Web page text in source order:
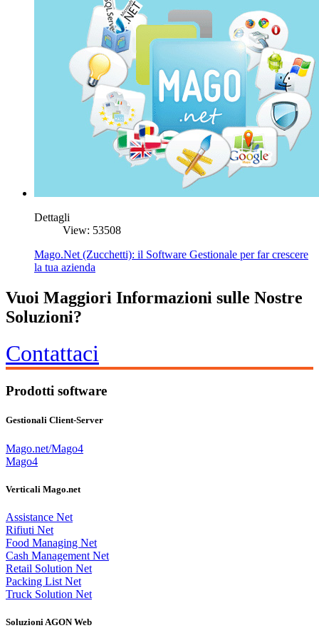
Dettagli
View: 53508
Mago.Net (Zucchetti): il Software Gestionale per far crescere
la tua azienda
Vuoi Maggiori Informazioni sulle Nostre
Soluzioni?
Contattaci
Prodotti software
Gestionali Client-Server
Mago.net/Mago4
Mago4
Verticali Mago.net
Assistance Net
Rifiuti Net
Food Managing Net
Cash Management Net
Retail Solution Net
Packing List Net
Truck Solution Net
Soluzioni AGON Web